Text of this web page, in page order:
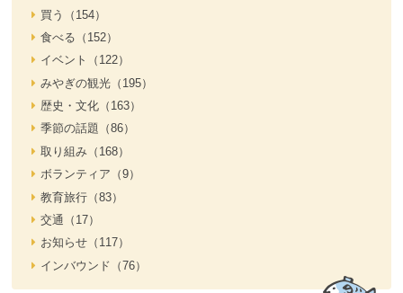
買う（154）
食べる（152）
イベント（122）
みやぎの観光（195）
歴史・文化（163）
季節の話題（86）
取り組み（168）
ボランティア（9）
教育旅行（83）
交通（17）
お知らせ（117）
インバウンド（76）